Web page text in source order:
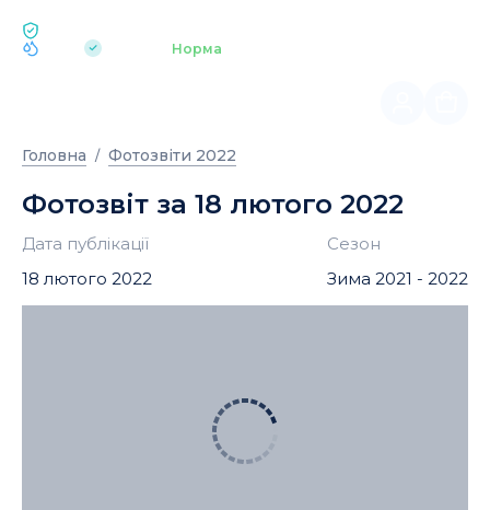
| Норма
Головна Фотозвіти 2022
Фотозвіт за 18 лютого 2022
Дата публікації
18 лютого 2022
Сезон
Зима 2021 - 2022